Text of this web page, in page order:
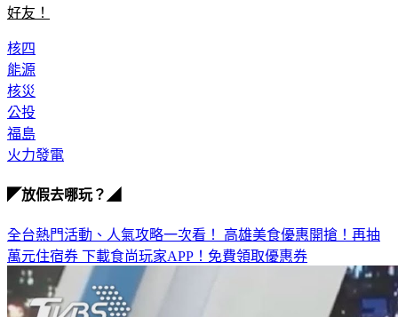
好友！
核四
能源
核災
公投
福島
火力發電
◤放假去哪玩？◢
全台熱門活動、人氣攻略一次看！ 高雄美食優惠開搶！再抽
萬元住宿券 下載食尚玩家APP！免費領取優惠券